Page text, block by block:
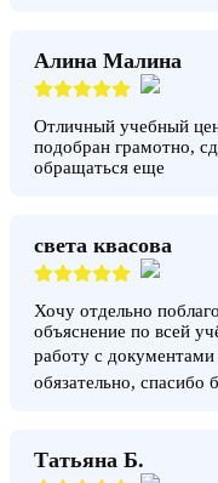
Алина Малина
Отличный учебный
подобран грамотно,
обращаться еще
света квасова
Хочу отдельно
объяснение по всей
работу с
обязательно, спасибо
Татьяна Б.